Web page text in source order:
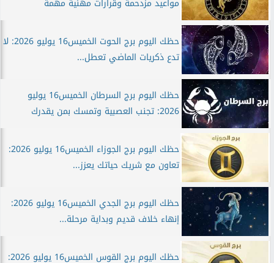
مواعيد مزدحمة وقرارات مهنية مهمة
حظك اليوم برج الحوت الخميس16 يوليو 2026: لا
تدع ذكريات الماضي تعطل...
حظك اليوم برج السرطان الخميس16 يوليو
2026: تجنب العصبية وتمسك بمن يقدرك
حظك اليوم برج الجوزاء الخميس16 يوليو 2026:
تعاون مع شريك حياتك يعزز...
حظك اليوم برج الجدي الخميس16 يوليو 2026:
إنهاء خلاف قديم وبداية مرحلة...
حظك اليوم برج القوس الخميس16 يوليو 2026: